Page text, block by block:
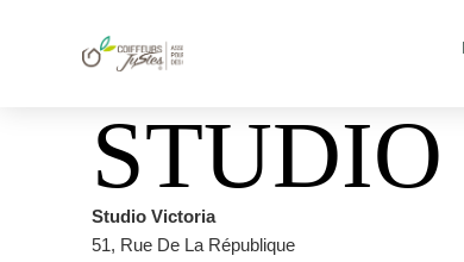
Studio Victoria
51, Rue De La République